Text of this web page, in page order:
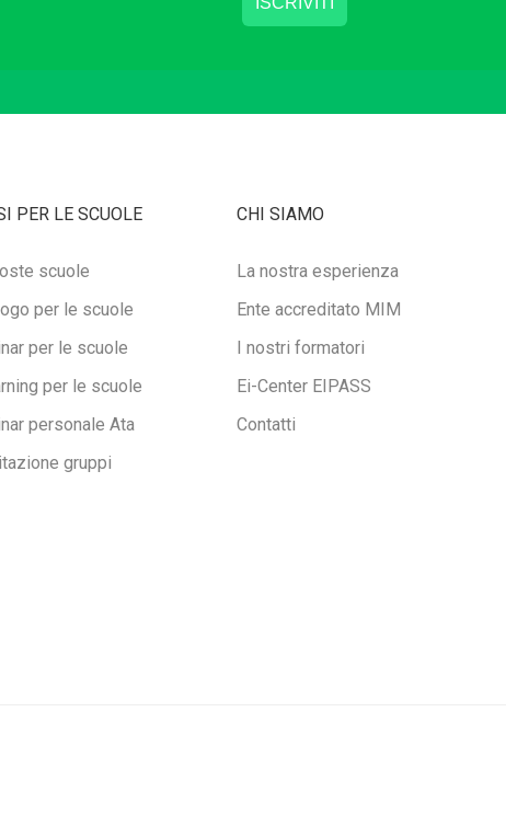
PER LE SCUOLE
scuole
per le scuole
per le scuole
per le scuole
personale Ata
gruppi
CHI SIAMO
La nostra esperienza
Ente accreditato MIM
I nostri formatori
Ei-Center EIPASS
Contatti